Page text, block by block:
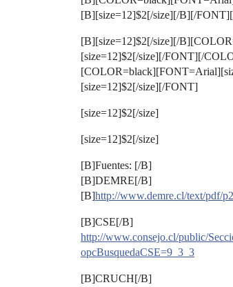
[B][size=12]$2[/size][/B][/
[B][size=12]$2[/size][/
[size=12]$2[/size][/FONT][/
[size=12]$2[/size][/FONT]
[size=12]$2[/size]
[size=12]$2[/size]
[B]Fuentes: [/B]
[B]DEMRE[/B]
[B]http://www.demre.cl/text/pdf/
[B]CSE[/B]
http://www.consejo.cl/public/
opcBusquedaCSE=9_3_3
[B]CRUCH[/B]